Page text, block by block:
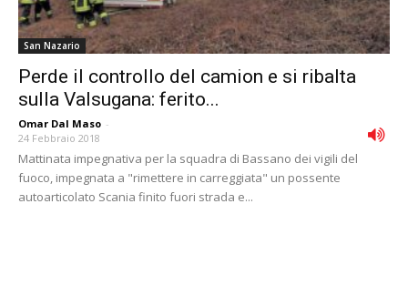
San Nazario
Perde il controllo del camion e si ribalta
sulla Valsugana: ferito...
Omar Dal Maso -
24 Febbraio 2018
Mattinata impegnativa per la squadra di Bassano dei vigili del
fuoco, impegnata a "rimettere in carreggiata" un possente
autoarticolato Scania finito fuori strada e...